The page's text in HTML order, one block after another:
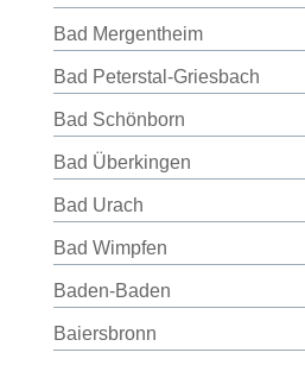
Bad Mergentheim
Bad Peterstal-Griesbach
Bad Schönborn
Bad Überkingen
Bad Urach
Bad Wimpfen
Baden-Baden
Baiersbronn